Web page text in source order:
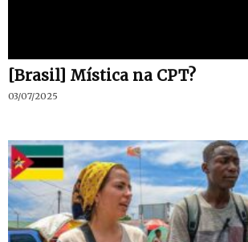
[Brasil] Mística na CPT?
03/07/2025